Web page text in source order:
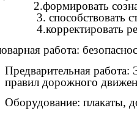
речь,
работа:
Предварительная
правил дорожного
Оборудование: плакаты,